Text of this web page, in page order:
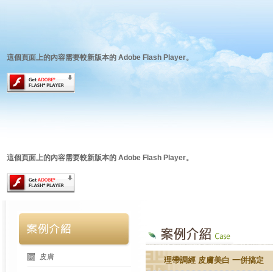
這個頁面上的內容需要較新版本的 Adobe Flash Player。
這個頁面上的內容需要較新版本的 Adobe Flash Player。
皮膚 理帶調經 皮膚美白 一併搞定